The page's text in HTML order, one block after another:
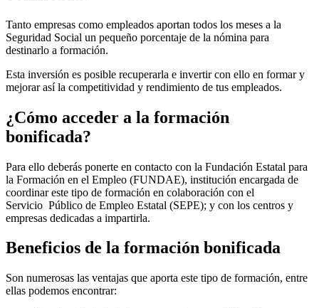
Tanto empresas como empleados aportan todos los meses a la
Seguridad Social un pequeño porcentaje de la nómina para
destinarlo a formación.
Esta inversión es posible recuperarla e invertir con ello en formar y
mejorar así la competitividad y rendimiento de tus empleados.
¿Cómo acceder a la formación
bonificada?
Para ello deberás ponerte en contacto con la Fundación Estatal para
la Formación en el Empleo (FUNDAE), institución encargada de
coordinar este tipo de formación en colaboración con el
Servicio Público de Empleo Estatal (SEPE); y con los centros y
empresas dedicadas a impartirla.
Beneficios de la formación bonificada
Son numerosas las ventajas que aporta este tipo de formación, entre
ellas podemos encontrar: